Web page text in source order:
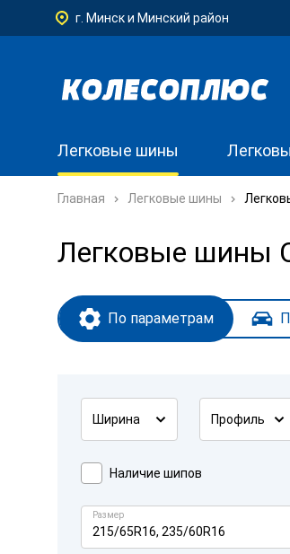
г. Минск и Минский район
Легковые шины
Главная Легковые шины
Легковые шины
По параметрам
Ширина Профиль
Наличие шипов
Размер
215/65R16, 235/60R16